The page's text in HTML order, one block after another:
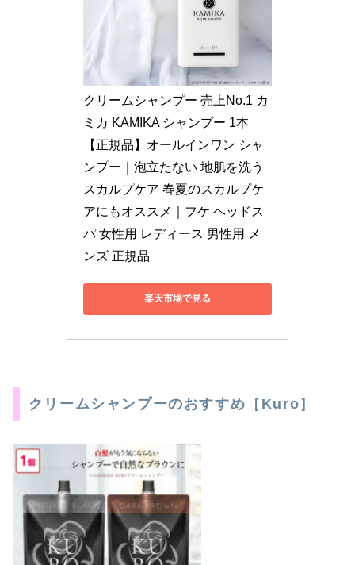
クリームシャンプー 売上No.1 カ
ミカ KAMIKA シャンプー 1本
【正規品】オールインワン シャ
ンプー｜泡立たない 地肌を洗う
スカルプケア 春夏のスカルプケ
アにもオススメ｜フケ ヘッドス
パ 女性用 レディース 男性用 メ
ンズ 正規品
楽天市場で見る
クリームシャンプーのおすすめ［Kuro］